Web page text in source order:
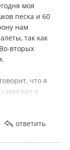
моя
песка и 60
нам
так как
вторых
что я
я
уехала
и
ответить